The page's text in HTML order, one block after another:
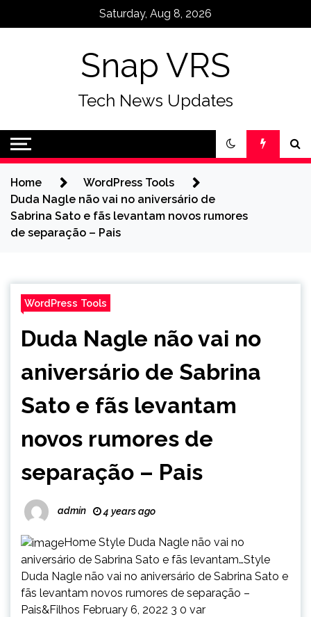
Saturday, Aug 8, 2026
Snap VRS
Tech News Updates
Home
WordPress Tools
Duda Nagle não vai no aniversário de
Sabrina Sato e fãs levantam novos rumores
de separação – Pais
WordPress Tools
Duda Nagle não vai no
aniversário de Sabrina
Sato e fãs levantam
novos rumores de
separação – Pais
admin 4 years ago
Home Style Duda Nagle não vai no
aniversário de Sabrina Sato e fãs levantam…Style
Duda Nagle não vai no aniversário de Sabrina Sato e
fãs levantam novos rumores de separação –
Pais&Filhos February 6, 2022 3 0 var